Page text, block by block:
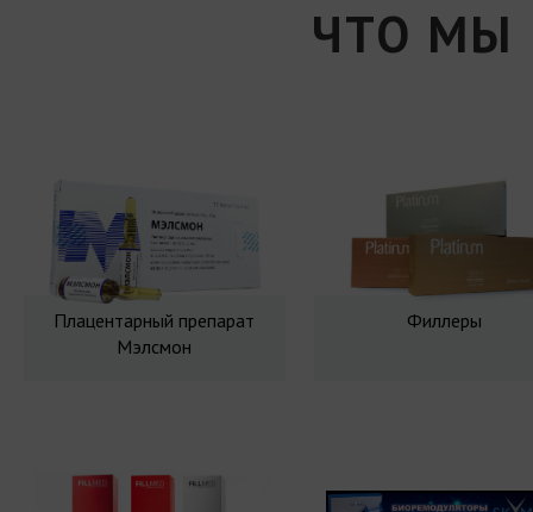
ЧТО МЫ
Плацентарный препарат
Мэлсмон
Филлеры